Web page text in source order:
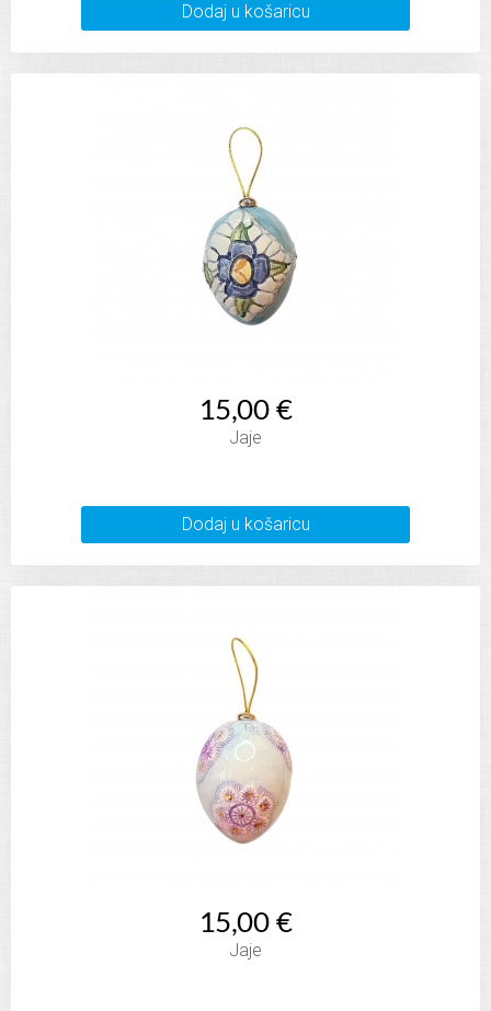
Dodaj u košaricu
15,00 €
Jaje
Dodaj u košaricu
15,00 €
Jaje